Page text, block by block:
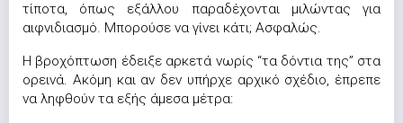
τίποτα, όπως εξάλλου παραδέχονται μιλώντας για
αιφνιδιασμό. Μπορούσε να γίνει κάτι; Ασφαλώς.
Η βροχόπτωση έδειξε αρκετά νωρίς “τα δόντια της” στα
ορεινά. Ακόμη και αν δεν υπήρχε αρχικό σχέδιο, έπρεπε
να ληφθούν τα εξής άμεσα μέτρα: